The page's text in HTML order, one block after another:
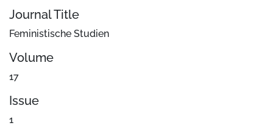
Journal Title
Feministische Studien
Volume
17
Issue
1